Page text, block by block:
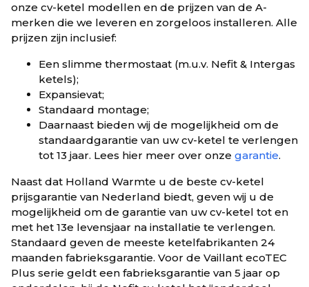
onze cv-ketel modellen en de prijzen van de A-
merken die we leveren en zorgeloos installeren. Alle
prijzen zijn inclusief:
Een slimme thermostaat (m.u.v. Nefit & Intergas
ketels);
Expansievat;
Standaard montage;
Daarnaast bieden wij de mogelijkheid om de
standaardgarantie van uw cv-ketel te verlengen
tot 13 jaar. Lees hier meer over onze garantie.
Naast dat Holland Warmte u de beste cv-ketel
prijsgarantie van Nederland biedt, geven wij u de
mogelijkheid om de garantie van uw cv-ketel tot en
met het 13e levensjaar na installatie te verlengen.
Standaard geven de meeste ketelfabrikanten 24
maanden fabrieksgarantie. Voor de Vaillant ecoTEC
Plus serie geldt een fabrieksgarantie van 5 jaar op